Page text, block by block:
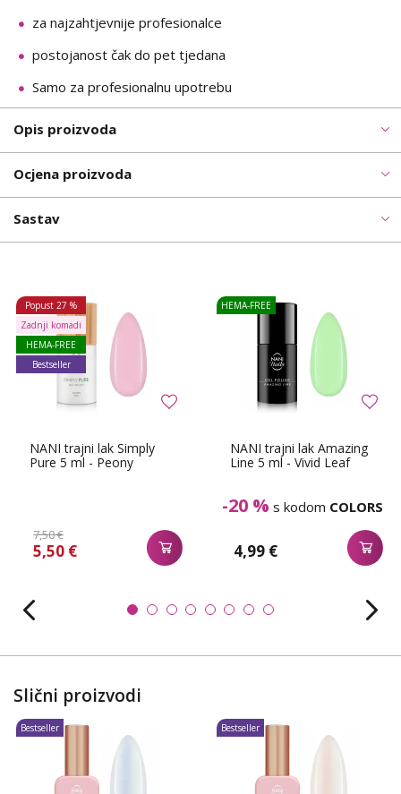
za najzahtjevnije profesionalce
postojanost čak do pet tjedana
Samo za profesionalnu upotrebu
Opis proizvoda
Ocjena proizvoda
Sastav
NANI trajni lak Simply
Pure 5 ml - Peony
7,50 €
5,50 €
Popust 27 %
Zadnji komadi
HEMA-FREE
Bestseller
NANI trajni lak Amazing
Line 5 ml - Vivid Leaf
-20 % s kodom COLORS
4,99 €
HEMA-FREE
Slični proizvodi
Bestseller Bestseller